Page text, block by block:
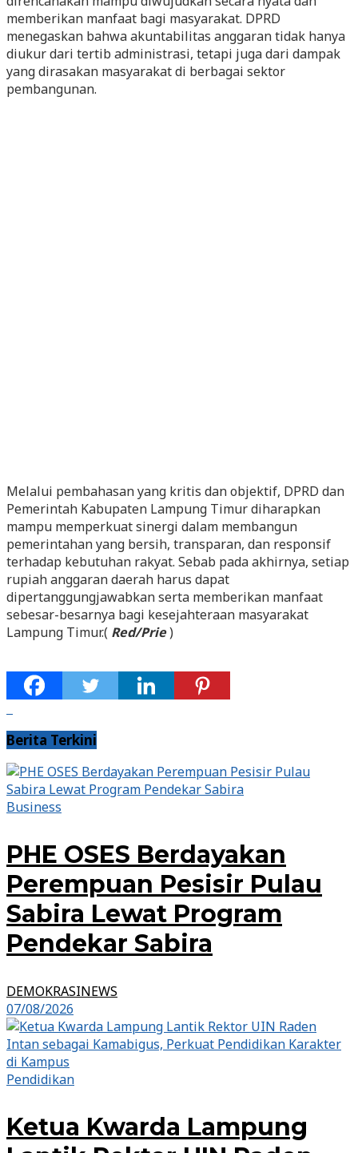
memberikan manfaat bagi masyarakat. DPRD
menegaskan bahwa akuntabilitas anggaran tidak hanya
diukur dari tertib administrasi, tetapi juga dari dampak
yang dirasakan masyarakat di berbagai sektor
pembangunan.
Melalui pembahasan yang kritis dan objektif, DPRD dan
Pemerintah Kabupaten Lampung Timur diharapkan
mampu memperkuat sinergi dalam membangun
pemerintahan yang bersih, transparan, dan responsif
terhadap kebutuhan rakyat. Sebab pada akhirnya, setiap
rupiah anggaran daerah harus dapat
dipertanggungjawabkan serta memberikan manfaat
sebesar-besarnya bagi kesejahteraan masyarakat
Lampung Timur.( Red/Prie)
Berita Terkini
Business
PHE OSES Berdayakan
Perempuan Pesisir Pulau
Sabira Lewat Program
Pendekar Sabira
DEMOKRASINEWS
07/08/2026
Pendidikan
Ketua Kwarda Lampung